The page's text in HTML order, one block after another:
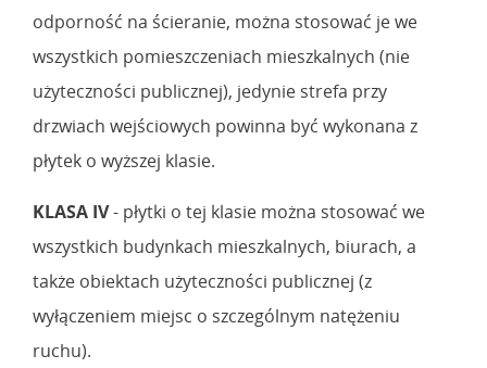
odporność na ścieranie, można stosować je we
wszystkich pomieszczeniach mieszkalnych (nie
użyteczności publicznej), jedynie strefa przy
drzwiach wejściowych powinna być wykonana z
płytek o wyższej klasie.
KLASA IV- płytki o tej klasie można stosować we
wszystkich budynkach mieszkalnych, biurach, a
także obiektach użyteczności publicznej (z
wyłączeniem miejsc o szczególnym natężeniu
ruchu).